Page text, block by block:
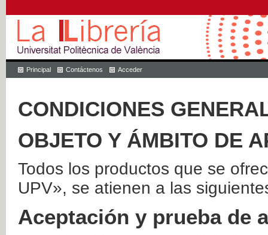
Principal Contáctenos Acceder
CONDICIONES
OBJETO Y ÁMBITO DE
Todos los productos que se
UPV», se atienen a las
Aceptación y prueba de